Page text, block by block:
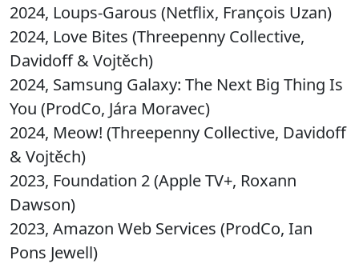
2024, Loups-Garous (Netflix, François Uzan)
2024, Love Bites (Threepenny Collective,
Davidoff & Vojtěch)
2024, Samsung Galaxy: The Next Big Thing Is
You (ProdCo, Jára Moravec)
2024, Meow! (Threepenny Collective, Davidoff
& Vojtěch)
2023, Foundation 2 (Apple TV+, Roxann
Dawson)
2023, Amazon Web Services (ProdCo, Ian
Pons Jewell)